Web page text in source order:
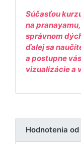
Súčasťou
na
správnom
ďalej sa
a postupne
vizualizácie a
Hodnotenia